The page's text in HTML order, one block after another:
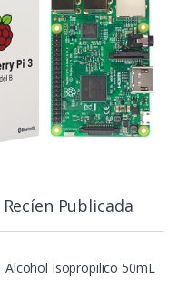
Publicada
Alcohol Isopropilico 50mL